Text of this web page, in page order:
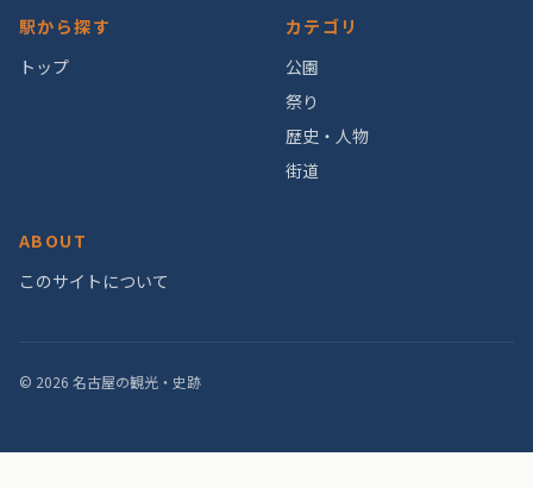
駅から探す
トップ
カテゴリ
公園
祭り
歴史・人物
街道
ABOUT
このサイトについて
© 2026 名古屋の観光・史跡